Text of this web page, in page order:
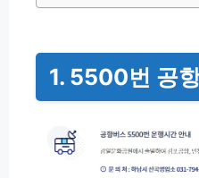
1. 5500번 공